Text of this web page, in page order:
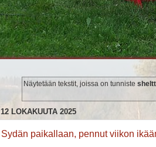
Näytetään tekstit, joissa on tunniste
12 LOKAKUUTA 2025
Sydän paikallaan, pennut viikon